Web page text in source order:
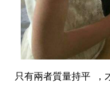
只有兩者質量持平  ，